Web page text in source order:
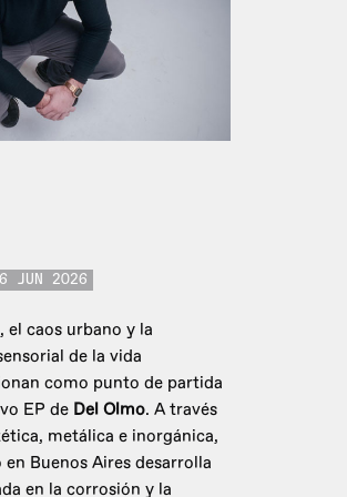
JUN 2026
el caos urbano y la
de la vida
como punto de partida
EP de Del Olmo. A través
metálica e inorgánica,
Buenos Aires desarrolla
en la corrosión y la